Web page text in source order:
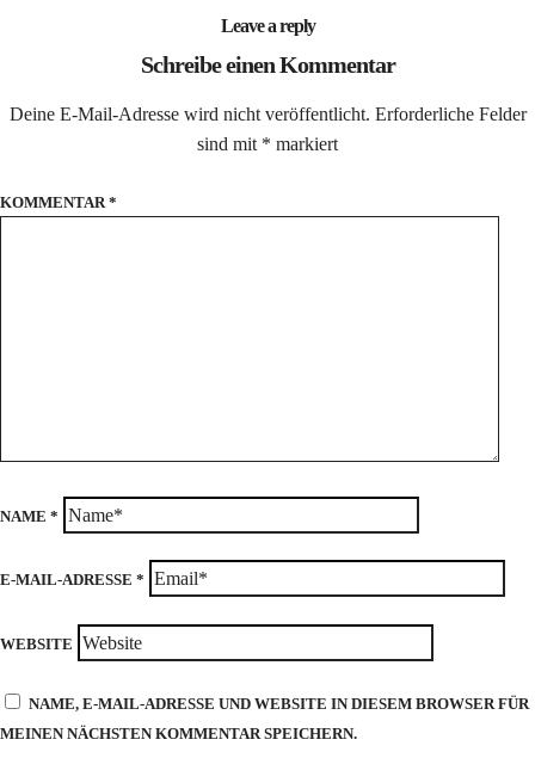
Leave a reply
Schreibe einen Kommentar
Deine E-Mail-Adresse wird nicht veröffentlicht. Erforderliche Felder
sind mit * markiert
KOMMENTAR *
NAME *
E-MAIL-ADRESSE *
WEBSITE
NAME, E-MAIL-ADRESSE UND WEBSITE IN DIESEM BROWSER FÜR
MEINEN NÄCHSTEN KOMMENTAR SPEICHERN.